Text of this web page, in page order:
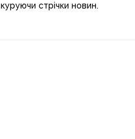
стрічки новин.